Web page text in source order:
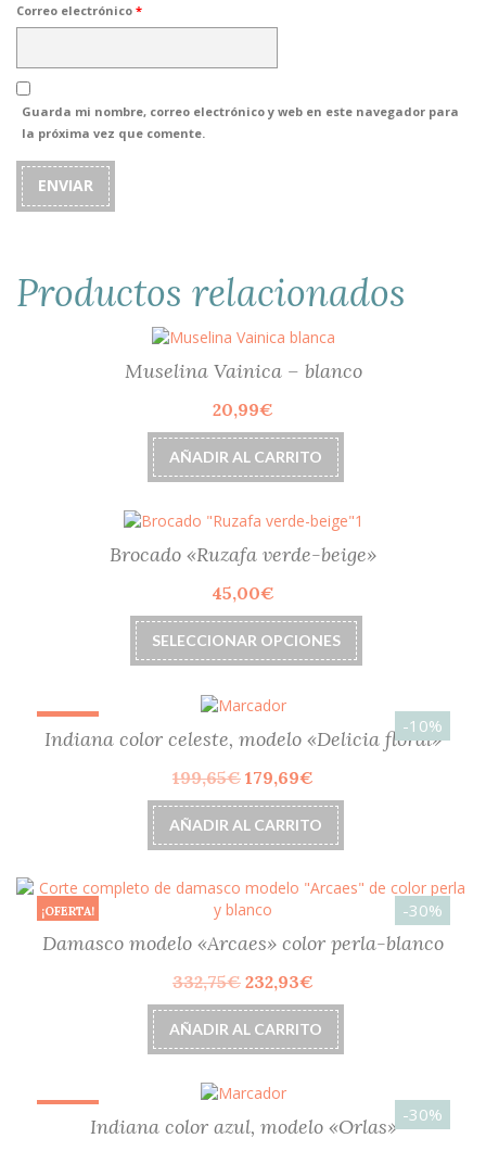
Correo electrónico *
Guarda mi nombre, correo electrónico y web en este navegador para
la próxima vez que comente.
Productos relacionados
Muselina Vainica – blanco
20,99€
AÑADIR AL CARRITO
Brocado «Ruzafa verde-beige»
45,00€
SELECCIONAR OPCIONES
Este
producto
tiene
variantes.
Las
opciones
página
producto
-10%
Indiana color celeste, modelo «Delicia floral»
199,65€ El
precio
original
era:
179,69€
precio
actual
es:
AÑADIR AL CARRITO
-30%
¡OFERTA!
Damasco modelo «Arcaes» color perla-blanco
332,75€ El
precio
original
era:
232,93€
precio
actual
es:
AÑADIR AL CARRITO
-30%
Indiana color azul, modelo «Orlas»